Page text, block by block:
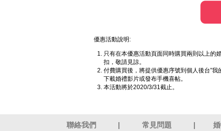
優惠活動說明:
只有在本優惠活動頁面同時購買兩則以上的
扣，敬請見諒。
付費購買後，將提供優惠序號到個人後台”
下載婚禮影片或發布手機喜帖。
本活動將於2020/3/31截止。
聯絡我們 常見問題